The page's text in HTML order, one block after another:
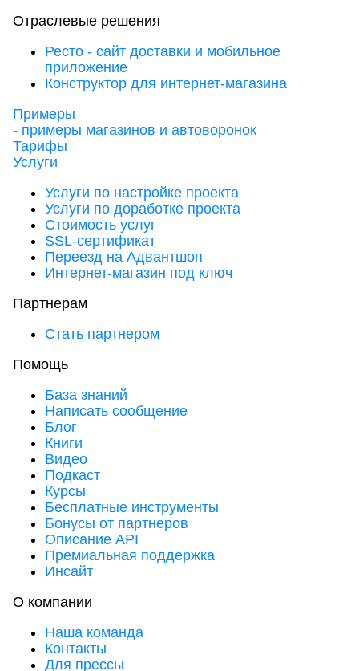
Отраслевые решения
Ресто - сайт доставки и мобильное
приложение
Конструктор для интернет-магазина
Примеры
- примеры магазинов и автоворонок
Тарифы
Услуги
Услуги по настройке проекта
Услуги по доработке проекта
Стоимость услуг
SSL-сертификат
Переезд на Адвантшоп
Интернет-магазин под ключ
Партнерам
Стать партнером
Помощь
База знаний
Написать сообщение
Блог
Книги
Видео
Подкаст
Курсы
Бесплатные инструменты
Бонусы от партнеров
Описание API
Премиальная поддержка
Инсайт
О компании
Наша команда
Контакты
Для прессы